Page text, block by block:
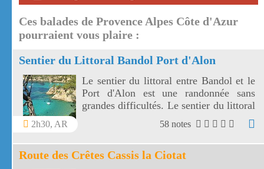
Ces balades de Provence Alpes Côte d'Azur
pourraient vous plaire :
Sentier du Littoral Bandol Port d'Alon
2h30, AR
Le sentier du littoral entre Bandol et le
Port d'Alon est une randonnée sans
grandes difficultés. Le sentier du littoral
Bandol Port d'Alon offre des paysages
58 notes
Route des Crêtes Cassis la Ciotat